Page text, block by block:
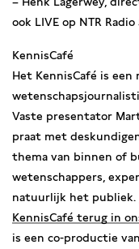
ook LIVE op NTR Radio
KennisCafé
Het KennisCafé is
Vaste presentator
praat met
thema van binnen of
wetenschappers,
natuurlijk het publiek.
KennisCafé terug in
is een co-productie